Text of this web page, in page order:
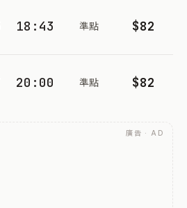
18:43 準點 $82
20:00 準點 $82
廣告 · AD